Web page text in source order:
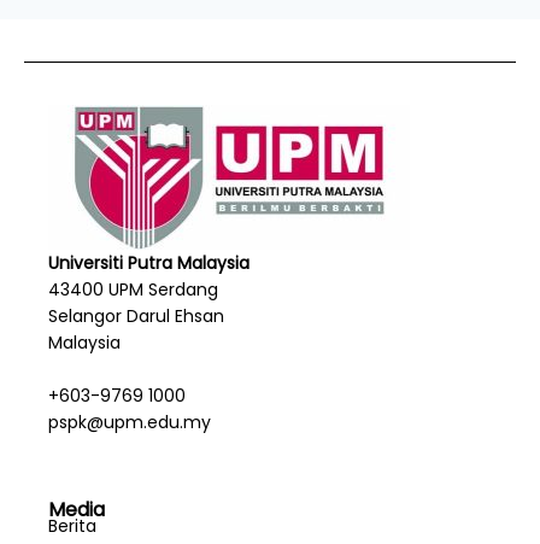
Universiti Putra Malaysia
43400 UPM Serdang
Selangor Darul Ehsan
Malaysia
+603-9769 1000
pspk@upm.edu.my
Media
Berita